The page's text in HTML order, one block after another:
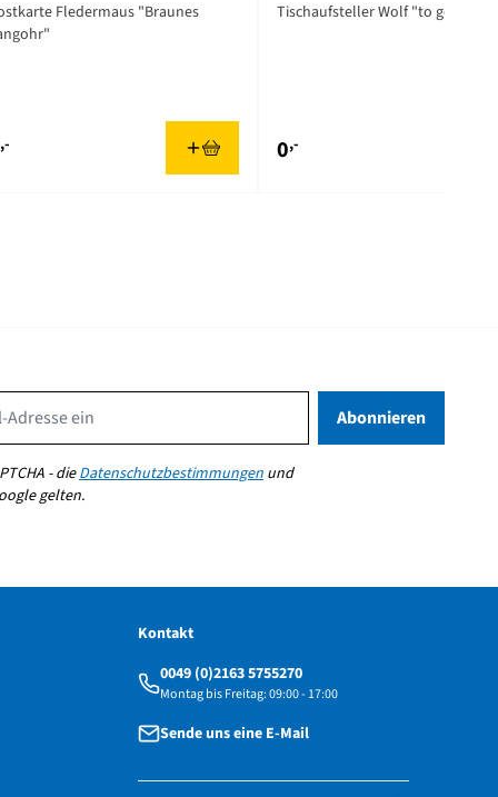
Fledermaus "Braunes
,-
Tischaufsteller Wolf "to go"
0,-
Abonnieren
- dieDatenschutzbestimmungen und
gelten.
Kontakt
0049 (0)2163 5755270
Montag bis Freitag: 09:00 - 17:00
Sende uns eine E-Mail